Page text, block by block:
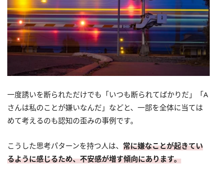
一度誘いを断られただけでも「いつも断られてばかりだ」「A
さんは私のことが嫌いなんだ」などと、一部を全体に当ては
めて考えるのも認知の歪みの事例です。
こうした思考パターンを持つ人は、 常に嫌なことが起きてい
るように感じるため、不安感が増す傾向にあります。